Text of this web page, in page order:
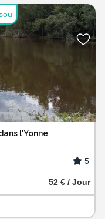
l'Yonne
5
52 € / Jour